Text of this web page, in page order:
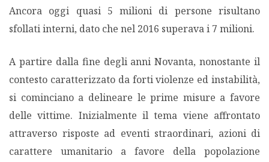
Ancora oggi quasi 5 milioni di persone risultano
sfollati interni, dato che nel 2016 superava i 7 milioni.
A partire dalla fine degli anni Novanta, nonostante il
contesto caratterizzato da forti violenze ed instabilità,
si cominciano a delineare le prime misure a favore
delle vittime. Inizialmente il tema viene affrontato
attraverso risposte ad eventi straordinari, azioni di
carattere umanitario a favore della popolazione